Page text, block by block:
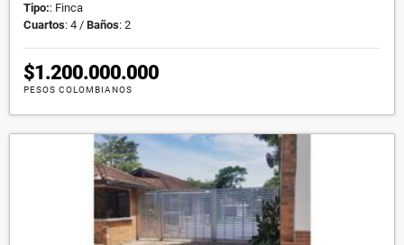
Tipo:: Finca
Cuartos: 4 / Baños: 2
$1.200.000.000
PESOS COLOMBIANOS